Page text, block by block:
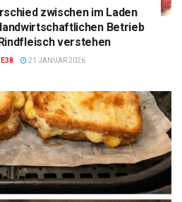
zwischen im Laden
Betrieb
verstehen
21 JANUAR 2026